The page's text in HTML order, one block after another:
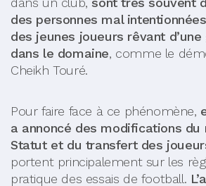
des personnes mal intentionnées
des jeunes joueurs rêvant
dans le domaine, comme le
Cheikh Touré.
Pour faire face à ce phénomène,
a annoncé des modifications du
Statut et du transfert des
portent principalement sur les
pratique des essais de football.